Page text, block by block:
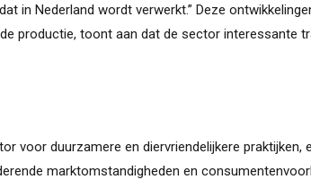
in Nederland wordt verwerkt.” Deze
productie, toont aan dat de sector interessante
voor duurzamere en diervriendelijkere praktijken,
marktomstandigheden en